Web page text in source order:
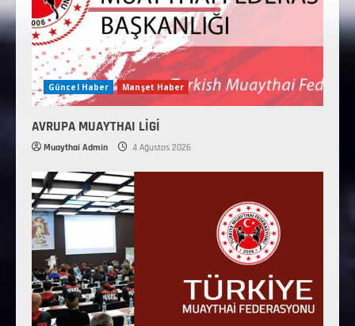
Güncel Haber Manşet Haber
AVRUPA MUAYTHAI LİGİ
Muaythai Admin 4 Ağustos 2026